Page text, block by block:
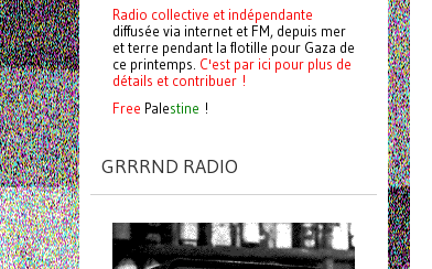
Radio collective et indépendante
diffusée via internet et FM, depuis mer
et terre pendant la flotille pour Gaza de
ce printemps. C'est par ici pour plus de
détails et contribuer !
Free Palestine !
GRRRND RADIO